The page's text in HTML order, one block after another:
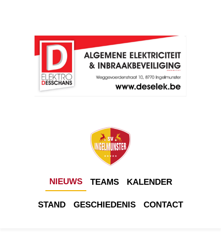
NIEUWS TEAMS KALENDER
STAND GESCHIEDENIS CONTACT